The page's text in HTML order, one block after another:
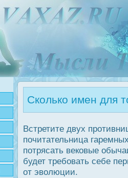
Сколько имен для
Встретите двух
почитательница
потрясать вековые
будет требовать себе
от эволюции.